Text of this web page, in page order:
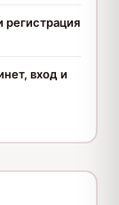
регистрация
вход и